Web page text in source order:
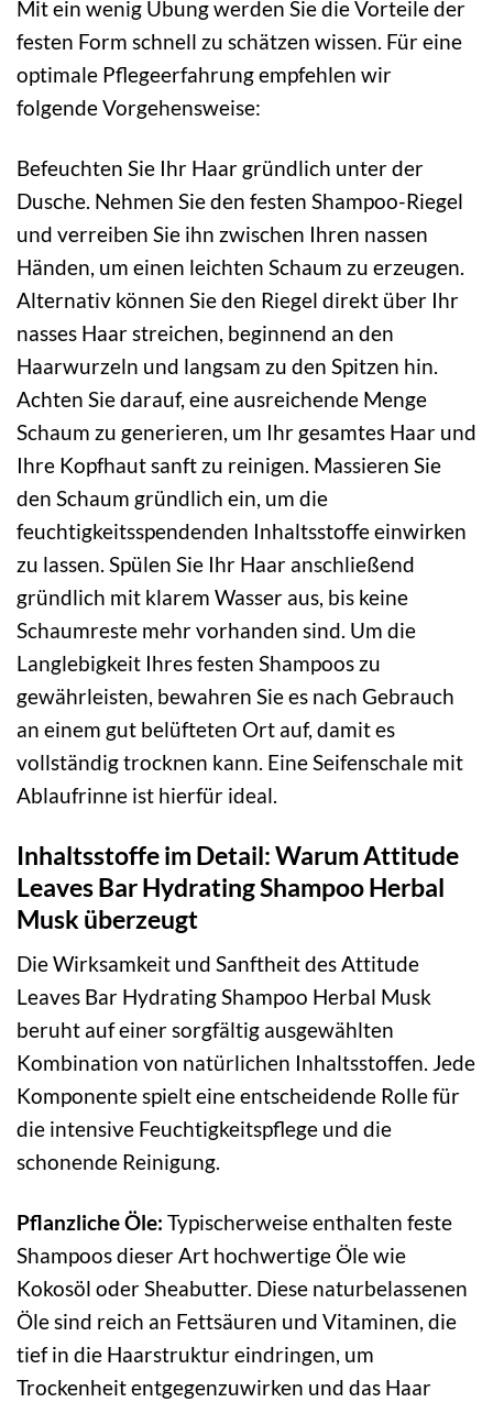
Mit ein wenig Übung werden Sie die Vorteile der
festen Form schnell zu schätzen wissen. Für eine
optimale Pflegeerfahrung empfehlen wir
folgende Vorgehensweise:
Befeuchten Sie Ihr Haar gründlich unter der
Dusche. Nehmen Sie den festen Shampoo-Riegel
und verreiben Sie ihn zwischen Ihren nassen
Händen, um einen leichten Schaum zu erzeugen.
Alternativ können Sie den Riegel direkt über Ihr
nasses Haar streichen, beginnend an den
Haarwurzeln und langsam zu den Spitzen hin.
Achten Sie darauf, eine ausreichende Menge
Schaum zu generieren, um Ihr gesamtes Haar und
Ihre Kopfhaut sanft zu reinigen. Massieren Sie
den Schaum gründlich ein, um die
feuchtigkeitsspendenden Inhaltsstoffe einwirken
zu lassen. Spülen Sie Ihr Haar anschließend
gründlich mit klarem Wasser aus, bis keine
Schaumreste mehr vorhanden sind. Um die
Langlebigkeit Ihres festen Shampoos zu
gewährleisten, bewahren Sie es nach Gebrauch
an einem gut belüfteten Ort auf, damit es
vollständig trocknen kann. Eine Seifenschale mit
Ablaufrinne ist hierfür ideal.
Inhaltsstoffe im Detail: Warum Attitude
Leaves Bar Hydrating Shampoo Herbal
Musk überzeugt
Die Wirksamkeit und Sanftheit des Attitude
Leaves Bar Hydrating Shampoo Herbal Musk
beruht auf einer sorgfältig ausgewählten
Kombination von natürlichen Inhaltsstoffen. Jede
Komponente spielt eine entscheidende Rolle für
die intensive Feuchtigkeitspflege und die
schonende Reinigung.
Pflanzliche Öle: Typischerweise enthalten feste
Shampoos dieser Art hochwertige Öle wie
Kokosöl oder Sheabutter. Diese naturbelassenen
Öle sind reich an Fettsäuren und Vitaminen, die
tief in die Haarstruktur eindringen, um
Trockenheit entgegenzuwirken und das Haar